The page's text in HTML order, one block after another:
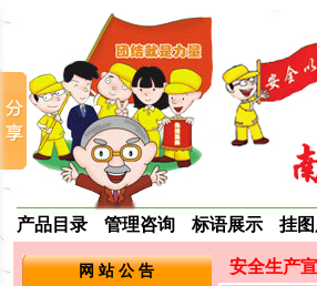
产品目录 管理咨询 标语展示 挂
网 站 公 告
＝ 最新动态 ＝
我司长期提供品质宣传标语挂图海
报，生产管理系列标语挂图，
5S/6S/7S/8S宣传标语挂图，环保宣
传标语海报，ROHS/ISO14001系列
标语海报，企业文化类标语挂图，食
堂礼仪宣传图片，成功激励口号 警觉
提醒标语画口号 节约能源标语挂图，
企业培训标语，生产安全宣传标语挂
务标语 学校文明礼仪标语 食品卫生安
全标语 企业成本控制标语 各法律宣传
安全生产